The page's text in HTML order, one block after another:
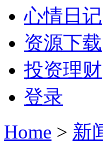
心情日记
资源下载
投资理财
登录
Home > 新